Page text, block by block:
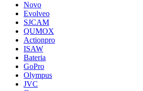
Novo
Evolveo
SJCAM
QUMOX
Actionpro
ISAW
Bateria
GoPro
Olympus
JVC